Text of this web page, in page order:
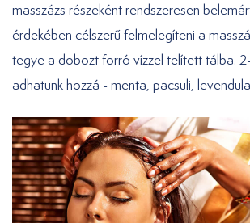
masszázs részeként rendszeresen
érdekében célszerű felmelegíteni a
tegye a dobozt forró vízzel telített tálba.
adhatunk hozzá - menta, pacsuli,